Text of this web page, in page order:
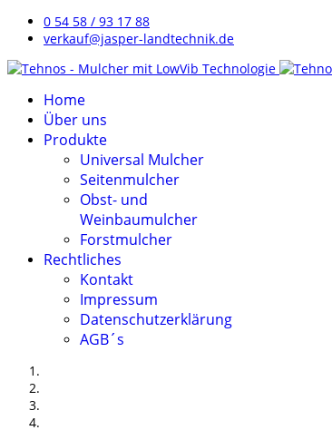
0 54 58 / 93 17 88
verkauf@jasper-landtechnik.de
Home
Über uns
Produkte
Universal Mulcher
Seitenmulcher
Obst- und
Weinbaumulcher
Forstmulcher
Rechtliches
Kontakt
Impressum
Datenschutzerklärung
AGB´s